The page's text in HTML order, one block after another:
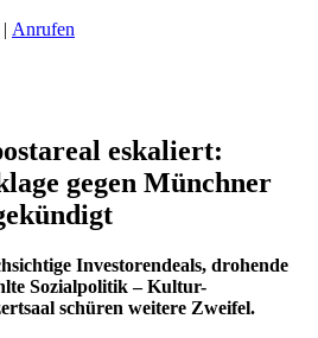
| Anrufen
eskaliert:
gegen Münchner
Investorendeals, drohende
Sozialpolitik – Kultur-
schüren weitere Zweifel.